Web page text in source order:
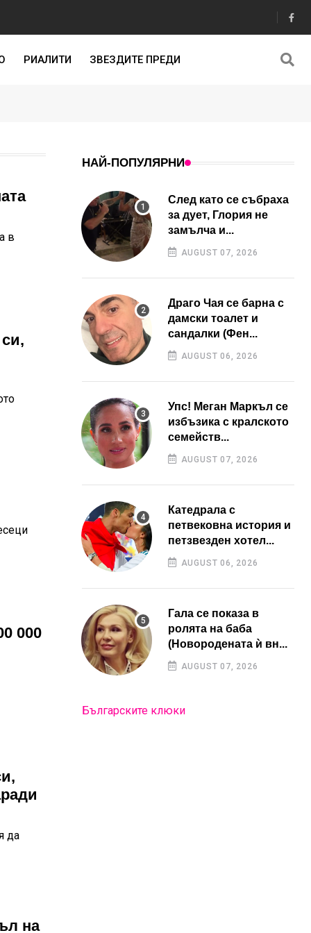
РИАЛИТИ ЗВЕЗДИТЕ ПРЕДИ
в
000
да
на
НАЙ-ПОПУЛЯРНИ
След като се събраха
за дует, Глория не
замълча и...
AUGUST 07, 2026
Драго Чая се барна с
дамски тоалет и
сандалки (Фен...
AUGUST 06, 2026
Упс! Меган Маркъл се
избъзика с кралското
семейств...
AUGUST 07, 2026
Катедрала с
петвековна история и
петзвезден хотел...
AUGUST 06, 2026
Гала се показа в
ролята на баба
(Новородената ѝ вн...
AUGUST 07, 2026
Българските клюки